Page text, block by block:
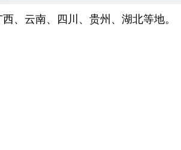
、云南、四川、贵州、湖北等地。